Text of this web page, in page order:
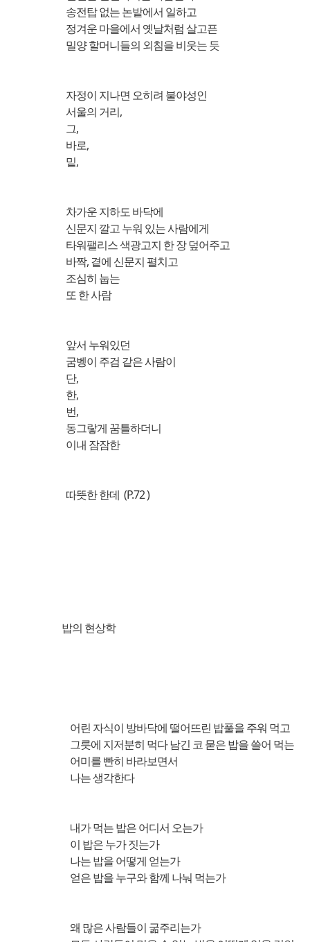
송전탑 없는 논밭에서 일하고
정겨운 마을에서 옛날처럼 살고픈
밀양 할머니들의 외침을 비웃는 듯
자정이 지나면 오히려 불야성인
서울의 거리,
그,
바로,
밑,
차가운 지하도 바닥에
신문지 깔고 누워 있는 사람에게
타워팰리스 색광고지 한 장 덮어주고
바짝, 곁에 신문지 펼치고
조심히 눕는
또 한 사람
앞서 누워있던
굼벵이 주검 같은 사람이
단,
한,
번,
동그랗게 꿈틀하더니
이내 잠잠한
따뜻한 한데 (P.72 )
밥의 현상학
어린 자식이 방바닥에 떨어뜨린 밥풀을 주워 먹고
그릇에 지저분히 먹다 남긴 코 묻은 밥을 쓸어 먹는
어미를 빤히 바라보면서
나는 생각한다
내가 먹는 밥은 어디서 오는가
이 밥은 누가 짓는가
나는 밥을 어떻게 얻는가
얻은 밥을 누구와 함께 나눠 먹는가
왜 많은 사람들이 굶주리는가